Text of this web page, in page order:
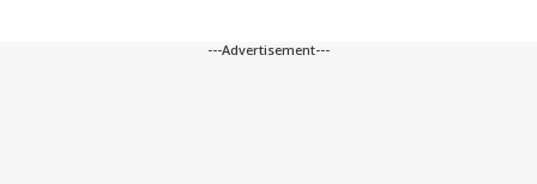
---Advertisement---